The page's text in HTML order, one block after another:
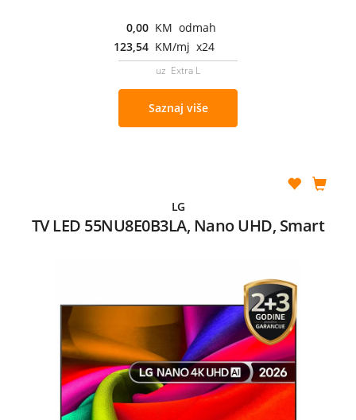
0,00 KM odmah
123,54 KM/mj x24
uz Extra L
Saznaj više
LG
TV LED 55NU8E0B3LA, Nano UHD, Smart